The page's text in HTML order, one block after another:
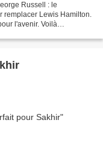
Russell : le
remplacer Lewis Hamilton.
l'avenir. Voilà